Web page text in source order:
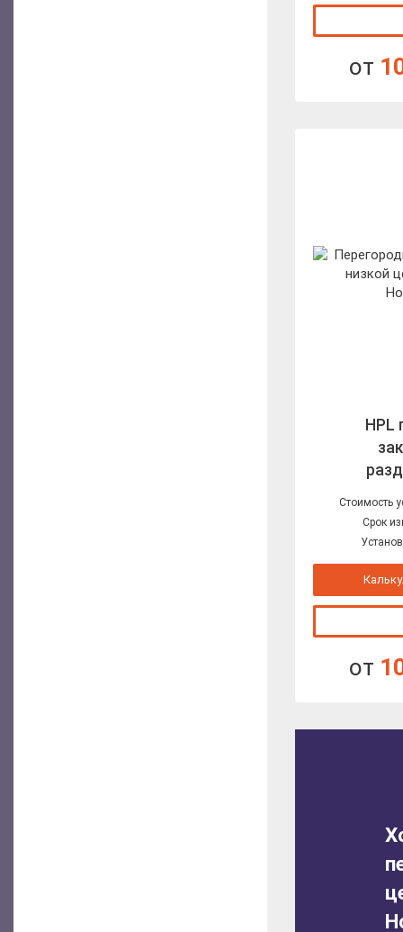
от
HPL
Стоимость
Срок
от